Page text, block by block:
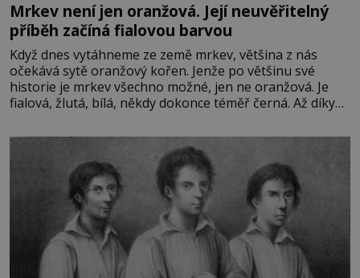
Mrkev není jen oranžová. Její neuvěřitelný
příběh začíná fialovou barvou
Když dnes vytáhneme ze země mrkev, většina z nás
očekává sytě oranžový kořen. Jenže po většinu své
historie je mrkev všechno možné, jen ne oranžová. Je
fialová, žlutá, bílá, někdy dokonce téměř černá. Až díky
bez které si českou zahradu ani nedokážeme představit.